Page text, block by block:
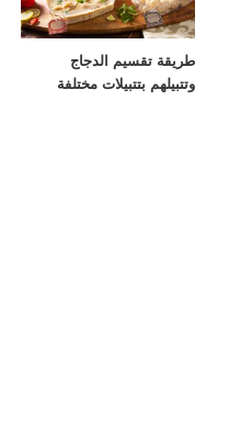
طريقة تقسيم الدجاج
وتتبيلهم بتتبيلات مختلفة